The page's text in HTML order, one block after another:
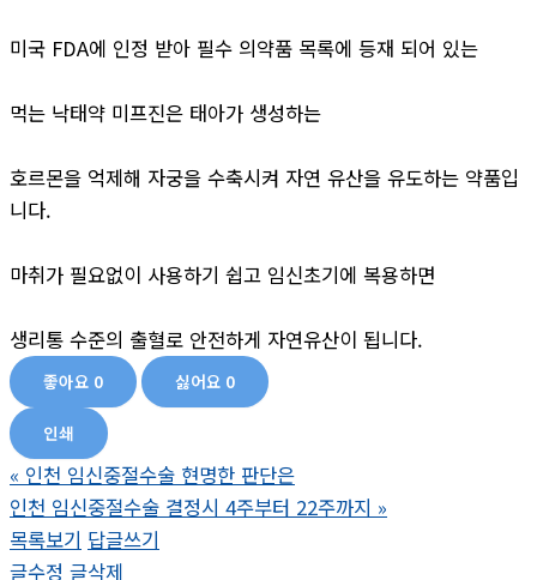
미국 FDA에 인정 받아 필수 의약품 목록에 등재 되어 있는
먹는 낙태약 미프진은 태아가 생성하는
호르몬을 억제해 자궁을 수축시켜 자연 유산을 유도하는 약품입
니다.
마취가 필요없이 사용하기 쉽고 임신초기에 복용하면
생리통 수준의 출혈로 안전하게 자연유산이 됩니다.
좋아요 0 싫어요 0
인쇄
« 인천 임신중절수술 현명한 판단은
인천 임신중절수술 결정시 4주부터 22주까지 »
목록보기 답글쓰기
글수정 글삭제